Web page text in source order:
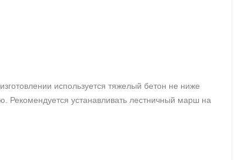
используется тяжелый бетон не ниже
Рекомендуется устанавливать лестничный марш на